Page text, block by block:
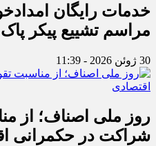
مراسم تشییع پیکر
30 ژوئن 2026 - 11:39
روز ملی اصناف؛ از
شراکت در حکمرانی